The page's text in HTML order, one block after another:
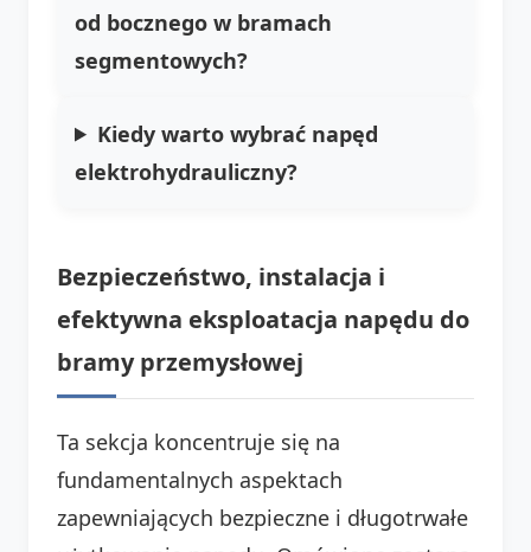
od bocznego w bramach
segmentowych?
Kiedy warto wybrać napęd
elektrohydrauliczny?
Bezpieczeństwo, instalacja i
efektywna eksploatacja napędu do
bramy przemysłowej
Ta sekcja koncentruje się na
fundamentalnych aspektach
zapewniających bezpieczne i długotrwałe